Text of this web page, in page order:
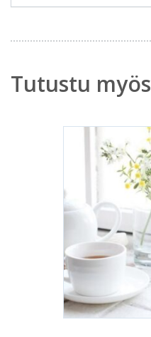
Tutustu myös